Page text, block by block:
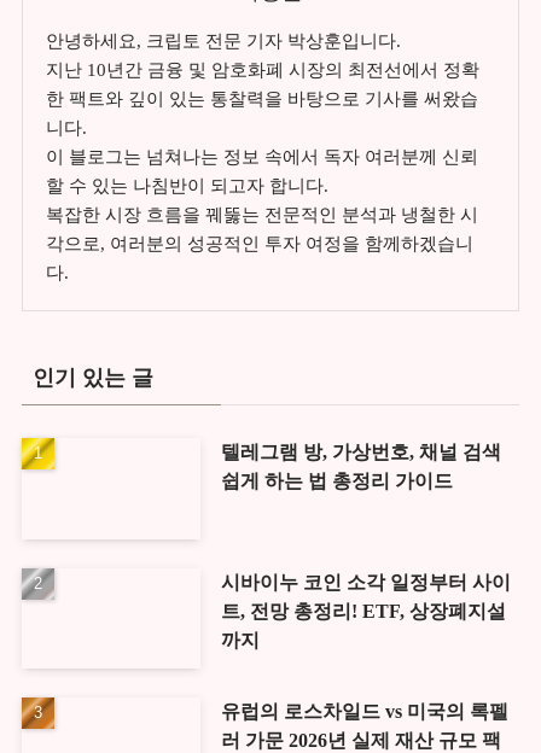
안녕하세요, 크립토 전문 기자 박상훈입니다.
지난 10년간 금융 및 암호화폐 시장의 최전선에서 정확
한 팩트와 깊이 있는 통찰력을 바탕으로 기사를 써왔습
니다.
이 블로그는 넘쳐나는 정보 속에서 독자 여러분께 신뢰
할 수 있는 나침반이 되고자 합니다.
복잡한 시장 흐름을 꿰뚫는 전문적인 분석과 냉철한 시
각으로, 여러분의 성공적인 투자 여정을 함께하겠습니
다.
인기 있는 글
텔레그램 방, 가상번호, 채널 검색
쉽게 하는 법 총정리 가이드
시바이누 코인 소각 일정부터 사이
트, 전망 총정리! ETF, 상장폐지설
까지
유럽의 로스차일드 vs 미국의 록펠
러 가문 2026년 실제 재산 규모 팩